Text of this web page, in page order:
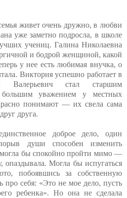
живет очень дружно, в любви
уже заметно подросла, в школе
учениц. Галина Николаевна
и бодрой женщиной, какой
у нее есть любимая внучка, о
Виктория успешно работает в
Валерьевич стал старшим
большим уважением у местных
понимают — их свела сама
друга.
доброе дело, один
души способен изменить
бы спокойно пройти мимо —
опаздывала. Могла бы испугаться
побоявшись за собственную
себя: «Это не мое дело, пусть
ребенка». Но она не сделала